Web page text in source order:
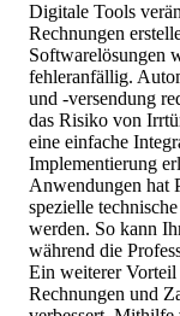
Digitale Tools
Rechnungen
Softwarelösungen
fehleranfällig.
und -versendung
das Risiko von
eine einfache
Implementierung
Anwendungen hat
spezielle
werden. So kann
während die
Ein weiterer
Rechnungen und